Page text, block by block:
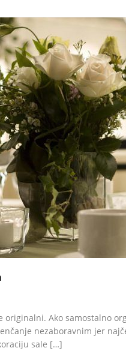
Ako samostalno
nezaboravnim jer
sale […]